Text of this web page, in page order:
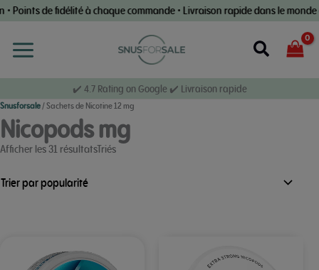
Skip
to
content
à chaque commande • Livraison rapide dans le monde
✔️ 4.7 Rating on Google ✔️ Livraison rapide
Snusforsale/Sachets de Nicotine 12 mg
Nicopods mg
Afficher les 31 résultatsTriéspar